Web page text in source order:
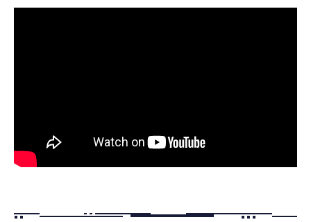
ジングベース付き ロペット 充電ベース付き